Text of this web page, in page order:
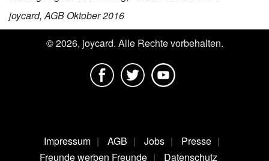
joycard, AGB Oktober 2016
© 2026, joycard. Alle Rechte vorbehalten.
Impressum AGB Jobs
Presse
Freunde werben Freunde
Datenschutz